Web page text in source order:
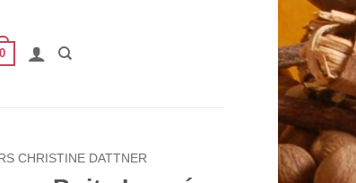
0
CHRISTINE DATTNER